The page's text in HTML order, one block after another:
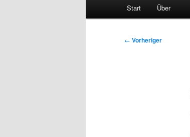
Start Über
Beitragsnavigation
← Vorheriger